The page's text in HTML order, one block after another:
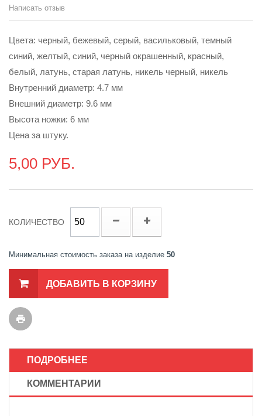
Написать отзыв
Цвета: черный, бежевый, серый, васильковый, темный
синий, желтый, синий, черный окрашенный, красный,
белый, латунь, старая латунь, никель черный, никель
Внутренний диаметр: 4.7 мм
Внешний диаметр: 9.6 мм
Высота ножки: 6 мм
Цена за штуку.
5,00 РУБ.
КОЛИЧЕСТВО
Минимальная стоимость заказа на изделие 50
ДОБАВИТЬ В КОРЗИНУ
ПОДРОБНЕЕ
КОММЕНТАРИИ